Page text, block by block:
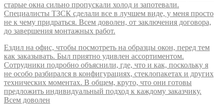
старые окна сильно пропускали холод и запотевали.
Специалисты ТЗСК сделали все в лучшем виде, у меня просто
не к чему придраться. Всем доволен, от заключения договора,
до завершения монтажных работ.
Ездил на офис, чтобы посмотреть на образцы окон, перед тем
как заказывать. Был приятно удивлен ассортиментом.
Сотрудники подробно объяснили, где, что и как, поскольку я
не особо разбирался в конфигурациях, стеклопакетах и других
технических моментах. В общем, круто, что они готовы
предложить индивидуальный подход к каждому заказчику.
Всем доволен